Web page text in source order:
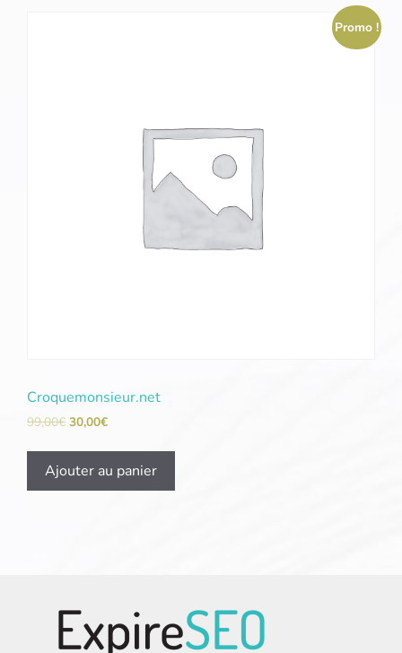
Promo !
Croquemonsieur.net
99,00€ 30,00€
Ajouter au panier